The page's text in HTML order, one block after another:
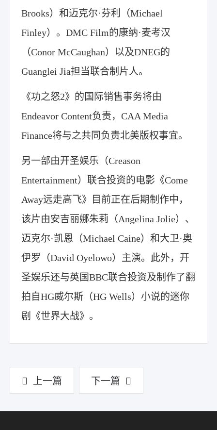
Brooks）和迈克尔·芬利（Michael
Finley）。DMC Film的康纳·麦考汉
（Conor McCaughan）以及DNEG的
Guanglei Jia担当联合制片人。
《功之怒2》的国际销售事务将由
Endeavor Content负责，CAA Media
Finance将与之共同负责北美版权事宜。
另一部由开圣娱乐（Creason
Entertainment）联合投资的电影《Come
Away远走高飞》目前正在后期制作中，
该片由安吉丽娜朱莉（Angelina Jolie）、
迈克尔·凯恩（Michael Caine）和大卫·奥
伊罗（David Oyelowo）主演。此外，开
圣娱乐还与英国BBC联合投资及制作了翻
拍自HG威尔斯（HG Wells）小说的迷你
剧《世界大战》。
上一篇 下一篇